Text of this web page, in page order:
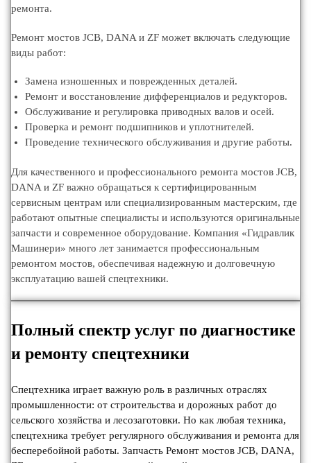
ремонта.
Ремонт мостов JCB, DANA и ZF может включать следующие
виды работ:
Замена изношенных и поврежденных деталей.
Ремонт и восстановление дифференциалов и редукторов.
Обслуживание и регулировка приводных валов и осей.
Проверка и ремонт подшипников и уплотнителей.
Проведение технического обслуживания и другие работы.
Для качественного и профессионального ремонта мостов JCB,
DANA и ZF важно обращаться к сертифицированным
сервисным центрам или специализированным мастерским, где
работают опытные специалисты и используются оригинальные
запчасти и современное оборудование. Компания «Гидравлик
Машинери» много лет занимается профессиональным
ремонтом мостов, обеспечивая надежную и долговечную
эксплуатацию вашей спецтехники.
Полный спектр услуг по диагностике
и ремонту спецтехники
Спецтехника играет важную роль в различных отраслях
промышленности: от строительства и дорожных работ до
сельского хозяйства и лесозаготовки. Но как любая техника,
спецтехника требует регулярного обслуживания и ремонта для
бесперебойной работы. Запчасть Ремонт мостов JCB, DANA,